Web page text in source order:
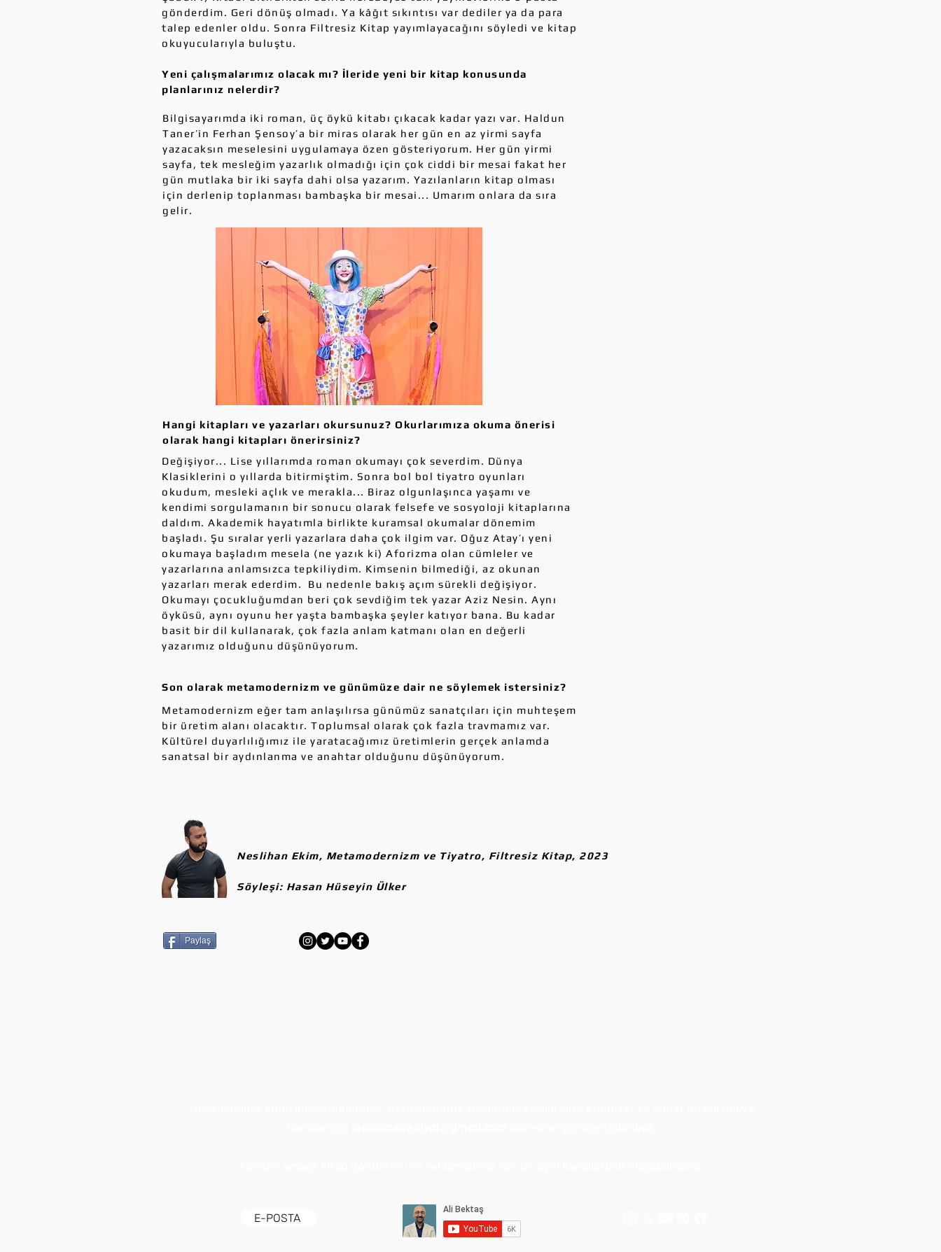
gönderdim. Geri dönüş olmadı. Ya kâğıt sıkıntısı var dediler ya da para
talep edenler oldu. Sonra Filtresiz Kitap yayımlayacağını söyledi ve kitap
okuyucularıyla buluştu.
Yeni çalışmalarımız olacak mı? İleride yeni bir kitap konusunda
planlarınız nelerdir?
Bilgisayarımda iki roman, üç öykü kitabı çıkacak kadar yazı var. Haldun
Taner’in Ferhan Şensoy’a bir miras olarak her gün en az yirmi sayfa
yazacaksın meselesini uygulamaya özen gösteriyorum. Her gün yirmi
sayfa, tek mesleğim yazarlık olmadığı için çok ciddi bir mesai fakat her
gün mutlaka bir iki sayfa dahi olsa yazarım. Yazılanların kitap olması
için derlenip toplanması bambaşka bir mesai... Umarım onlara da sıra
gelir.
Hangi kitapları ve yazarları okursunuz? Okurlarımıza okuma önerisi
olarak hangi kitapları önerirsiniz?
Değişiyor... Lise yıllarımda roman okumayı çok severdim. Dünya
Klasiklerini o yıllarda bitirmiştim. Sonra bol bol tiyatro oyunları
okudum, mesleki açlık ve merakla... Biraz olgunlaşınca yaşamı ve
kendimi sorgulamanın bir sonucu olarak felsefe ve sosyoloji kitaplarına
daldım. Akademik hayatımla birlikte kuramsal okumalar dönemim
başladı. Şu sıralar yerli yazarlara daha çok ilgim var. Oğuz Atay’ı yeni
okumaya başladım mesela (ne yazık ki) Aforizma olan cümleler ve
yazarlarına anlamsızca tepkiliydim. Kimsenin bilmediği, az okunan
yazarları merak ederdim. Bu nedenle bakış açım sürekli değişiyor.
Okumayı çocukluğumdan beri çok sevdiğim tek yazar Aziz Nesin. Aynı
öyküsü, aynı oyunu her yaşta bambaşka şeyler katıyor bana. Bu kadar
basit bir dil kullanarak, çok fazla anlam katmanı olan en değerli
yazarımız olduğunu düşünüyorum.
Son olarak metamodernizm ve günümüze dair ne söylemek istersiniz?
Metamodernizm eğer tam anlaşılırsa günümüz sanatçıları için muhteşem
bir üretim alanı olacaktır. Toplumsal olarak çok fazla travmamız var.
Kültürel duyarlılığımız ile yaratacağımız üretimlerin gerçek anlamda
sanatsal bir aydınlanma ve anahtar olduğunu düşünüyorum.
Neslihan Ekim, Metamodernizm ve Tiyatro, Filtresiz Kitap, 2023
Söyleşi: Hasan Hüseyin Ülker
Paylaş
E-POSTA